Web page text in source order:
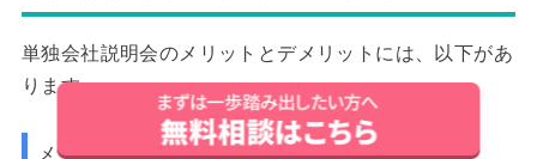
単独会社説明会のメリットとデメリットには、以下があ
ります。
メリット